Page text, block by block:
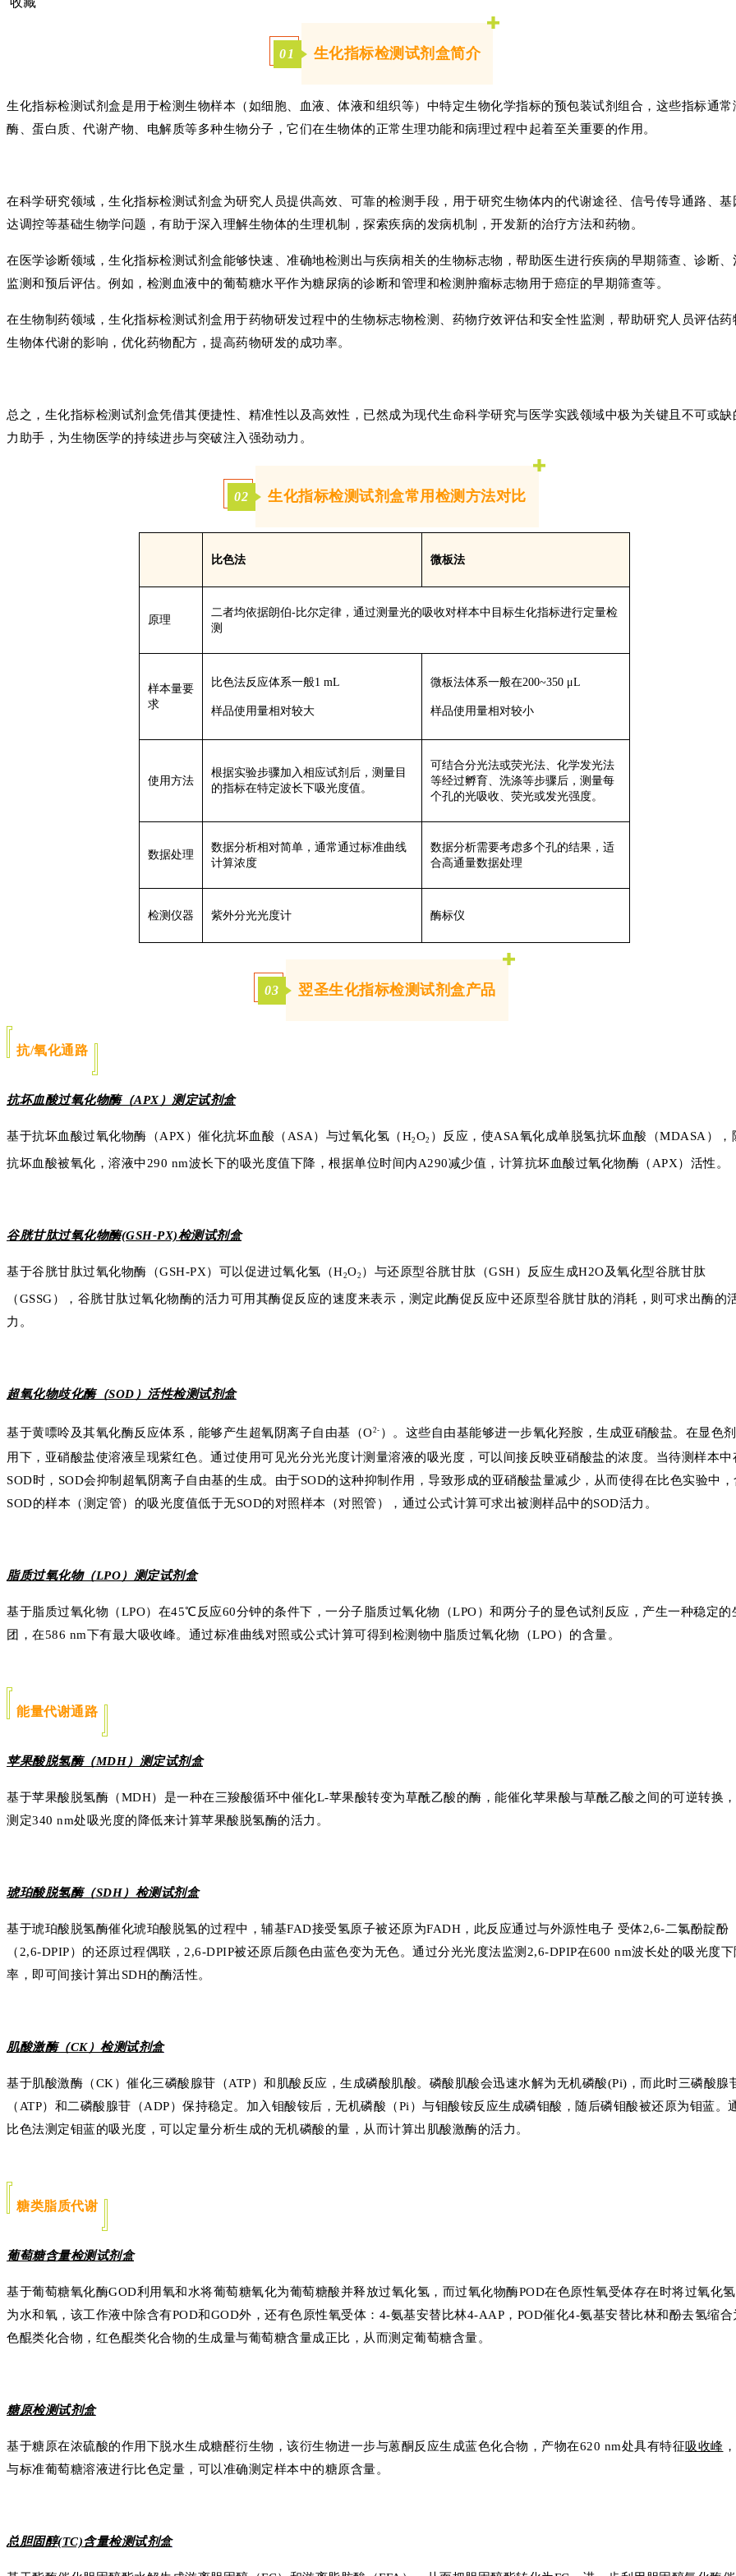
01 生化指标检测试剂盒简介
生化指标检测试剂盒是用于检测生物样本（如细胞、血液、体液和组织等）中特定生物化学指标的预包装试剂组合，这些指标通常
酶、蛋白质、代谢产物、电解质等多种生物分子，它们在生物体的正常生理功能和病理过程中起着至关重要的作用。
在科学研究领域，生化指标检测试剂盒为研究人员提供高效、可靠的检测手段，用于研究生物体内的代谢途径、信号传导通路、基
达调控等基础生物学问题，有助于深入理解生物体的生理机制，探索疾病的发病机制，开发新的治疗方法和药物。
在医学诊断领域，生化指标检测试剂盒能够快速、准确地检测出与疾病相关的生物标志物，帮助医生进行疾病的早期筛查、诊断、
监测和预后评估。例如，检测血液中的葡萄糖水平作为糖尿病的诊断和管理和检测肿瘤标志物用于癌症的早期筛查等。
在生物制药领域，生化指标检测试剂盒用于药物研发过程中的生物标志物检测、药物疗效评估和安全性监测，帮助研究人员评估药
生物体代谢的影响，优化药物配方，提高药物研发的成功率。
总之，生化指标检测试剂盒凭借其便捷性、精准性以及高效性，已然成为现代生命科学研究与医学实践领域中极为关键且不可或缺
力助手，为生物医学的持续进步与突破注入强劲动力。
02 生化指标检测试剂盒常用检测方法对比
比色法 微板法
原理
二者均依据朗伯-比尔定律，通过测量光的吸收对样本中 目标生化指标进行定量检
测
样本量要
求
比色法反应体系一般1 mL
样品使用量相对较大
微板法体系一般在200~350 μL
样品使用量相对较小
使用方法
根据实验步骤加入相应试剂后，测量目
的指标在特定波长下吸光度值。
可结合分光法或荧光法、化学发光法
等经过孵育、洗涤等步骤后，测量每
个孔的光吸收、荧光或发光强度。
数据处理
数据分析相对简单，通常通过标准曲线
计算浓度
数据分析需要考虑多个孔的结果，适
合高通量数据处理
检测仪器 紫外分光光度计 酶标仪
03 翌圣生化指标检测试剂盒产品
抗/氧化通路
抗坏血酸过氧化物酶（APX）测定试剂盒
基于抗坏血酸过氧化物酶（APX）催化抗坏血酸（ASA）与过氧化氢（H2 O2 ）反应，使ASA氧化成单脱氢抗坏血酸（MDASA），
抗坏血酸被氧化，溶液中290 nm波长下的吸光度值下降，根据单位时间内A290减少值，计算抗坏血酸过氧化物酶（APX）活性。
谷胱甘肽过氧化物酶(GSH-PX)检测试剂盒
基于谷胱甘肽过氧化物酶（GSH-PX）可以促进过氧化氢（H2O2 ）与还原型谷胱甘肽（GSH）反应生成H2O及氧化型谷胱甘肽
（GSSG），谷胱甘肽过氧化物酶的活力可用其酶促反应的速度来表示，测定此酶促反应中还原型谷胱甘肽的消耗，则可求出酶的
力。
超氧化物歧化酶（SOD）活性检测试剂盒
基于黄嘌呤及其氧化酶反应体系，能够产生超氧阴离子自由基（O2- ）。这些自由基能够进一步氧化羟胺，生成亚硝酸盐。在显色
用下，亚硝酸盐使溶液呈现紫红色。通过使用可见光分光光度计测量溶液的吸光度，可以间接反映亚硝酸盐的浓度。当待测样本中
SOD时，SOD会抑制超氧阴离子自由基的生成。由于SOD的这种抑制作用，导致形成的亚硝酸盐量减少，从而使得在比色实验中
SOD的样本（测定管）的吸光度值低于无SOD的对照样本（对照管），通过公式计算可求出被测样品中的SOD活力。
脂质过氧化物（LPO）测定试剂盒
基于脂质过氧化物（LPO）在45℃反应60分钟的条件下，一分子脂质过氧化物（LPO）和两分子的显色试剂反应，产生一种稳定的
团，在586 nm下有最大吸收峰。通过标准曲线对照或公式计算可得到检测物中脂质过氧化物（LPO）的含量。
能量代谢通路
苹果酸脱氢酶（MDH）测定试剂盒
基于苹果酸脱氢酶（MDH）是一种在三羧酸循环中催化L-苹果酸转变为草酰乙酸的酶，能催化苹果酸与草酰乙酸之间的可逆转换
测定340 nm处吸光度的降低来计算苹果酸脱氢酶的活力。
琥珀酸脱氢酶（SDH）检测试剂盒
基于琥珀酸脱氢酶催化琥珀酸脱氢的过程中，辅基FAD接受氢原子被还原为FADH，此反应通过与外源性电子 受体2,6-二氯酚靛酚
（2,6-DPIP）的还原过程偶联，2,6-DPIP被还原后颜色由蓝色变为无色。通过分光光度法监测2,6-DPIP在600 nm波长处的吸光度下
率，即可间接计算出SDH的酶活性。
肌酸激酶（CK）检测试剂盒
基于肌酸激酶（CK）催化三磷酸腺苷（ATP）和肌酸反应，生成磷酸肌酸。磷酸肌酸会迅速水解为无机磷酸(Pi)，而此时三磷酸腺
（ATP）和二磷酸腺苷（ADP）保持稳定。加入钼酸铵后，无机磷酸（Pi）与钼酸铵反应生成磷钼酸，随后磷钼酸被还原为钼蓝。
比色法测定钼蓝的吸光度，可以定量分析生成的无机磷酸的量，从而计算出肌酸激酶的活力。
糖类脂质代谢
葡萄糖含量检测试剂盒
基于葡萄糖氧化酶GOD利用氧和水将葡萄糖氧化为葡萄糖酸并释放过氧化氢，而过氧化物酶POD在色原性氧受体存在时将过氧化
为水和氧，该工作液中除含有POD和GOD外，还有色原性氧受体：4-氨基安替比林4-AAP，POD催化4-氨基安替比林和酚去氢缩合
色醌类化合物，红色醌类化合物的生成量与葡萄糖含量成正比，从而测定葡萄糖含量。
糖原检测试剂盒
基于糖原在浓硫酸的作用下脱水生成糖醛衍生物，该衍生物进一步与蒽酮反应生成蓝色化合物，产物在620 nm处具有特征吸收峰
与标准葡萄糖溶液进行比色定量，可以准确测定样本中的糖原含量。
总胆固醇(TC)含量检测试剂盒